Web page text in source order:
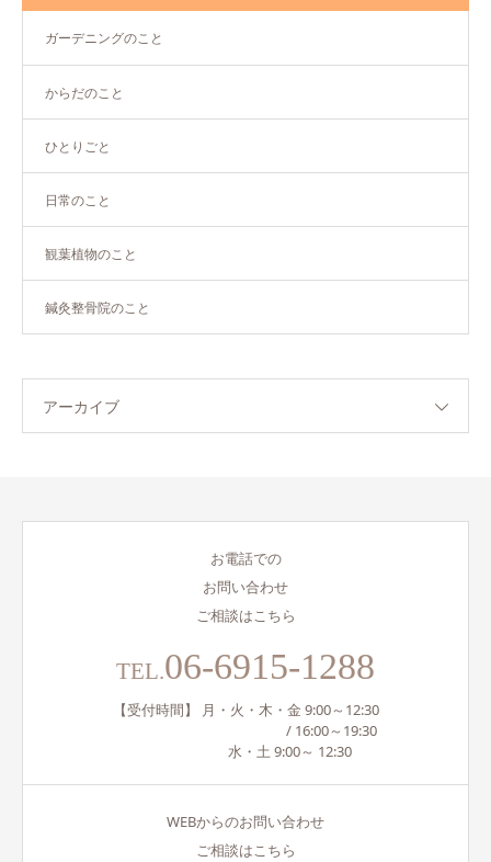
ガーデニングのこと
からだのこと
ひとりごと
日常のこと
観葉植物のこと
鍼灸整骨院のこと
アーカイブ
お電話での
お問い合わせ
ご相談はこちら
TEL.06-6915-1288
【受付時間】 月・火・木・金 9:00～12:30
/ 16:00～19:30
水・土 9:00～ 12:30
WEBからのお問い合わせ
ご相談はこちら